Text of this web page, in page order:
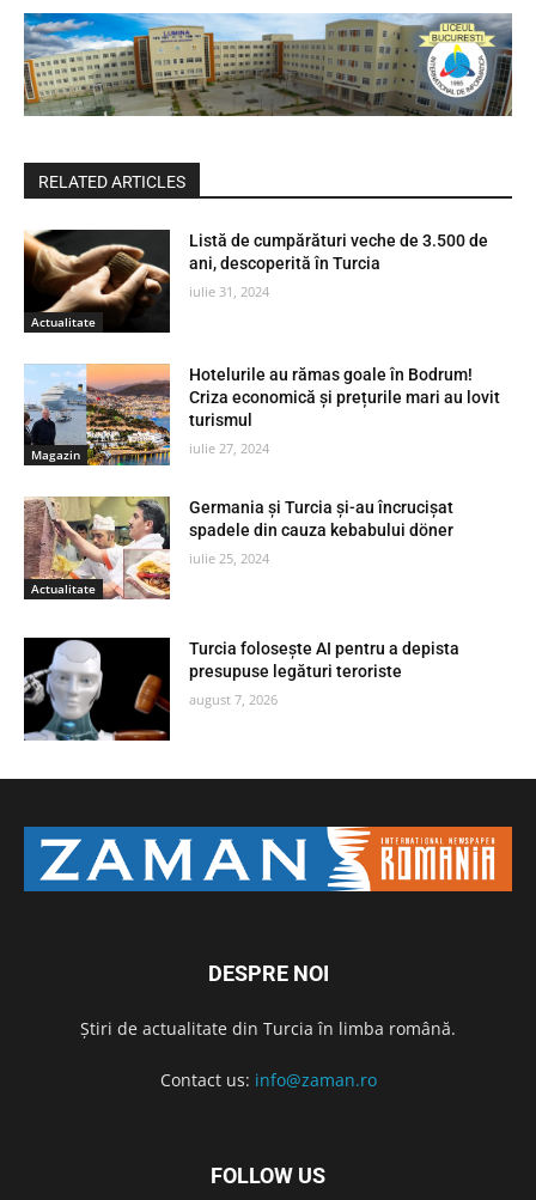
RELATED ARTICLES
Actualitate
Listă de cumpărături veche de 3.500 de
ani, descoperită în Turcia
iulie 31, 2024
Magazin
Hotelurile au rămas goale în Bodrum!
Criza economică și prețurile mari au lovit
turismul
iulie 27, 2024
Actualitate
Germania și Turcia și-au încrucișat
spadele din cauza kebabului döner
iulie 25, 2024
Turcia folosește AI pentru a depista
presupuse legături teroriste
august 7, 2026
DESPRE NOI
Știri de actualitate din Turcia în limba română.
Contact us: info@zaman.ro
FOLLOW US